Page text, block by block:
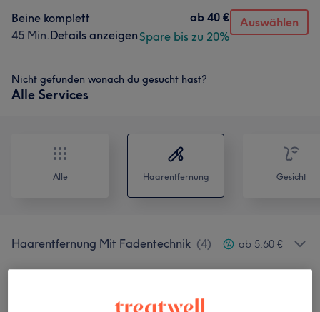
Beine komplett
45 Min.Details anzeigen
ab 40 €
Spare bis zu 20%
Auswählen
Nicht gefunden wonach du gesucht hast?
Alle Services
Alle Haarentfernung Gesicht
Haarentfernung Mit Fadentechnik (4) ab 5,60 €